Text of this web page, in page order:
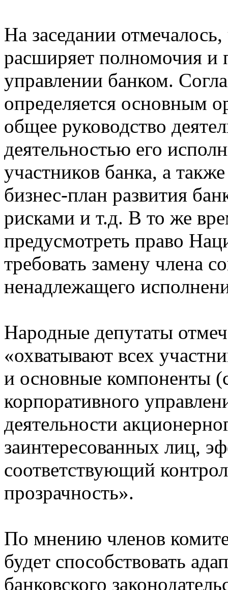
На заседании
расширяет полномочия и
управлении банком.
определяется основным
общее руководство
деятельностью его
участников банка, а
бизнес-план развития
рисками и т.д. В то же
предусмотреть право
требовать замену члена
ненадлежащего
Народные депутаты
«охватывают всех
и основные компоненты
корпоративного
деятельности
заинтересованных лиц,
соответствующий
прозрачность».
По мнению членов
будет способствовать
банковского